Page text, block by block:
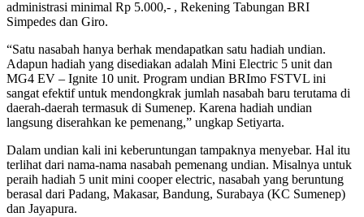
administrasi minimal Rp 5.000,- , Rekening Tabungan BRI
Simpedes dan Giro.
“Satu nasabah hanya berhak mendapatkan satu hadiah undian.
Adapun hadiah yang disediakan adalah Mini Electric 5 unit dan
MG4 EV – Ignite 10 unit. Program undian BRImo FSTVL ini
sangat efektif untuk mendongkrak jumlah nasabah baru terutama di
daerah-daerah termasuk di Sumenep. Karena hadiah undian
langsung diserahkan ke pemenang,” ungkap Setiyarta.
Dalam undian kali ini keberuntungan tampaknya menyebar. Hal itu
terlihat dari nama-nama nasabah pemenang undian. Misalnya untuk
peraih hadiah 5 unit mini cooper electric, nasabah yang beruntung
berasal dari Padang, Makasar, Bandung, Surabaya (KC Sumenep)
dan Jayapura.